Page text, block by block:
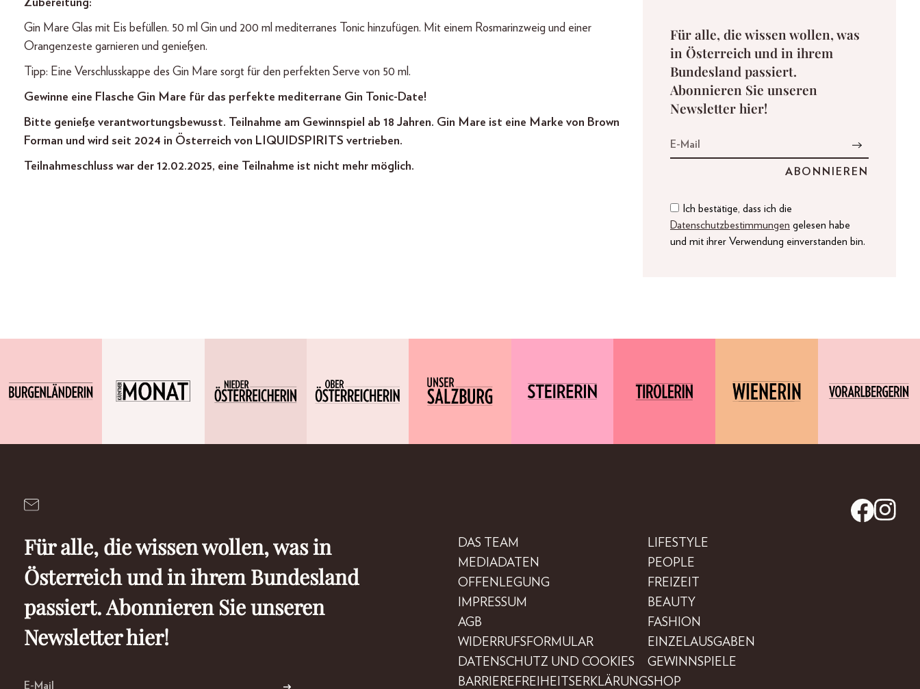
Zubereitung:
Gin Mare Glas mit Eis befüllen. 50 ml Gin und 200 ml mediterranes Tonic hinzufügen. Mit einem Rosmarinzweig und einer
Orangenzeste garnieren und genießen.
Tipp: Eine Verschlusskappe des Gin Mare sorgt für den perfekten Serve von 50 ml.
Gewinne eine Flasche Gin Mare für das perfekte mediterrane Gin Tonic-Date!
Bitte genieße verantwortungsbewusst. Teilnahme am Gewinnspiel ab 18 Jahren. Gin Mare ist eine Marke von Brown
Forman und wird seit 2024 in Österreich von LIQUID SPIRITS vertrieben.
Teilnahmeschluss war der 12.02.2025, eine Teilnahme ist nicht mehr möglich.
Für alle, die wissen wollen, was
in Österreich und in ihrem
Bundesland passiert.
Abonnieren Sie unseren
Newsletter hier!
Ich bestätige, dass ich die
Datenschutzbestimmungen gelesen habe
und mit ihrer Verwendung einverstanden bin.
Für alle, die wissen wollen, was in
Österreich und in ihrem Bundesland
passiert. Abonnieren Sie unseren
Newsletter hier!
DAS TEAM
MEDIADATEN
OFFENLEGUNG
IMPRESSUM
AGB
WIDERRUFSFORMULAR
DATENSCHUTZ UND COOKIES
BARRIEREFREIHEITSERKLÄRUNG
LIFESTYLE
PEOPLE
FREIZEIT
BEAUTY
FASHION
EINZELAUSGABEN
GEWINNSPIELE
SHOP